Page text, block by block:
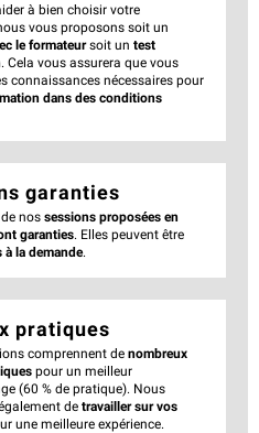
à bien choisir votre
vous proposons soit un
le formateursoit un test
. Cela vous assurera que vous
connaissances nécessaires pour
dans des conditions
garanties
nos sessions proposées en
garanties. Elles peuvent être
à la demande.
pratiques
comprennent de nombreux
pour un meilleur
(60 % de pratique). Nous
de travailler sur vos
une meilleure expérience.